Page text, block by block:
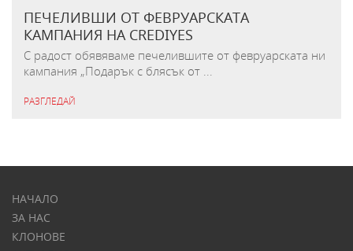
ПЕЧЕЛИВШИ ОТ ФЕВРУАРСКАТА
КАМПАНИЯ НА CREDIYES
С радост обявяваме печелившите от февруарската ни
кампания „Подарък с блясък от ...
РАЗГЛЕДАЙ
НАЧАЛО
ЗА НАС
КЛОНОВЕ